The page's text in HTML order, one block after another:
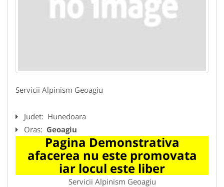
Servicii Alpinism Geoagiu
Judet: Hunedoara
Oras: Geoagiu
Pagina Demonstrativa
afacerea nu este promovata
iar locul este liber
Servicii Alpinism Geoagiu